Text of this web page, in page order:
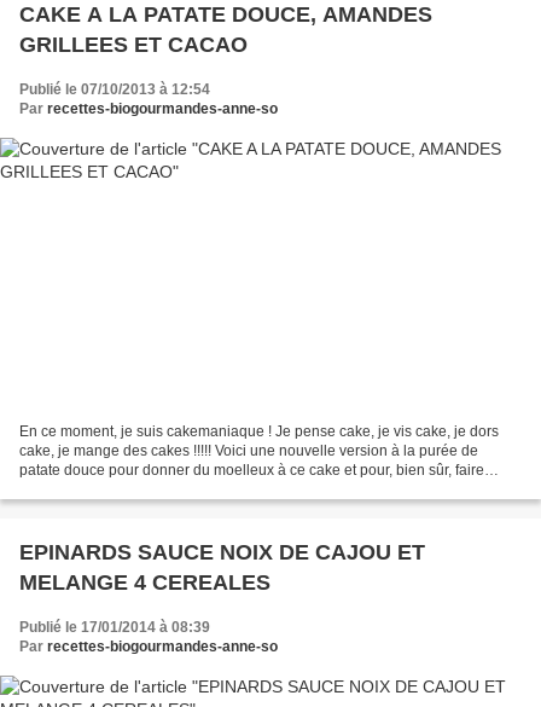
CAKE A LA PATATE DOUCE, AMANDES
GRILLEES ET CACAO
Publié le 07/10/2013 à 12:54
Par recettes-biogourmandes-anne-so
En ce moment, je suis cakemaniaque ! Je pense cake, je vis cake, je dors
cake, je mange des cakes !!!!! Voici une nouvelle version à la purée de
patate douce pour donner du moelleux à ce cake et pour, bien sûr, faire
EPINARDS SAUCE NOIX DE CAJOU ET
MELANGE 4 CEREALES
Publié le 17/01/2014 à 08:39
Par recettes-biogourmandes-anne-so